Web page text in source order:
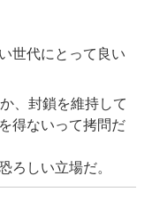
世代にとって良い
、封鎖を維持して
得ないって拷問だ
ろしい立場だ。